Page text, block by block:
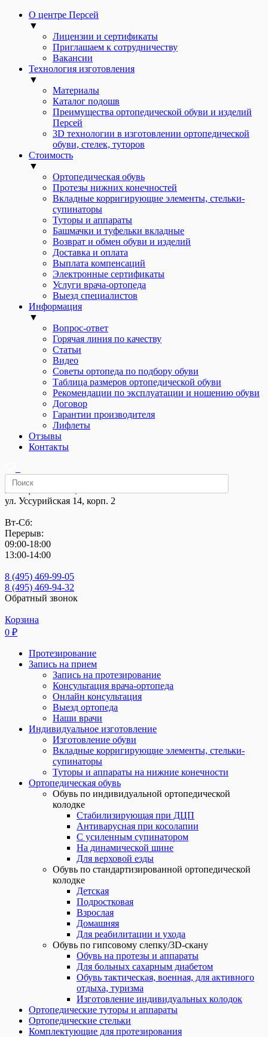
О центре Персей
▼
Лицензии и сертификаты
Приглашаем к сотрудничеству
Вакансии
Технология изготовления
▼
Материалы
Каталог подошв
Преимущества ортопедической обуви и изделий
Персей
3D технологии в изготовлении ортопедической
обуви, стелек, туторов
Стоимость
▼
Ортопедическая обувь
Протезы нижних конечностей
Вкладные корригирующие элементы, стельки-
супинаторы
Туторы и аппараты
Башмачки и туфельки вкладные
Возврат и обмен обуви и изделий
Доставка и оплата
Выплата компенсаций
Электронные сертификаты
Услуги врача-ортопеда
Выезд специалистов
Информация
▼
Вопрос-ответ
Горячая линия по качеству
Статьи
Видео
Советы ортопеда по подбору обуви
Таблица размеров ортопедической обуви
Рекомендации по эксплуатации и ношению обуви
Договор
Гарантии производителя
Лифлеты
Отзывы
Контакты
м. «Щелковская»,
ул. Уссурийская 14, корп. 2
Вт-Сб:
Перерыв:
09:00-18:00
13:00-14:00
8 (495) 469-99-05
8 (495) 469-94-32
Обратный звонок
Корзина
0 ₽
Протезирование
Запись на прием
Запись на протезирование
Консультация врача-ортопеда
Онлайн консультация
Выезд ортопеда
Наши врачи
Индивидуальное изготовление
Изготовление обуви
Вкладные корригирующие элементы, стельки-
супинаторы
Туторы и аппараты на нижние конечности
Ортопедическая обувь
Обувь по индивидуальной ортопедической
колодке
Стабилизирующая при ДЦП
Антиварусная при косолапии
С усиленным супинатором
На динамической шине
Для верховой езды
Обувь по стандартизированной ортопедической
колодке
Детская
Подростковая
Взрослая
Домашняя
Для реабилитации и ухода
Обувь по гипсовому слепку/3D-скану
Обувь на протезы и аппараты
Для больных сахарным диабетом
Обувь тактическая, военная, для активного
отдыха, туризма
Изготовление индивидуальных колодок
Ортопедические туторы и аппараты
Ортопедические стельки
Комплектующие для протезирования